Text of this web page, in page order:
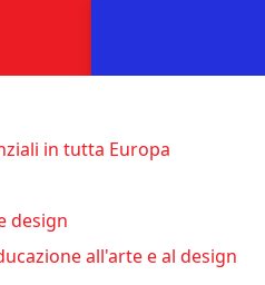
in tutta Europa
design
all'arte e al design